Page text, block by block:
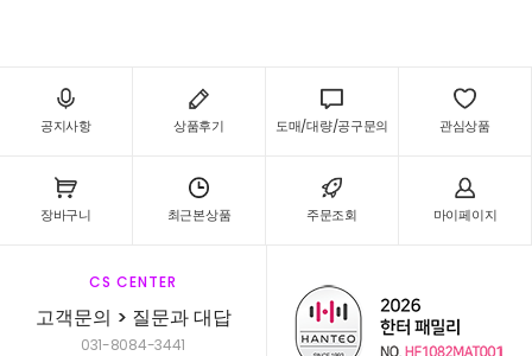
공지사항 상품후기 도매/대량/공구문의 관심상품
장바구니 최근본상품 주문조회 마이페이지
CS CENTER
고객문의 > 질문과 대답
031-8084-3441